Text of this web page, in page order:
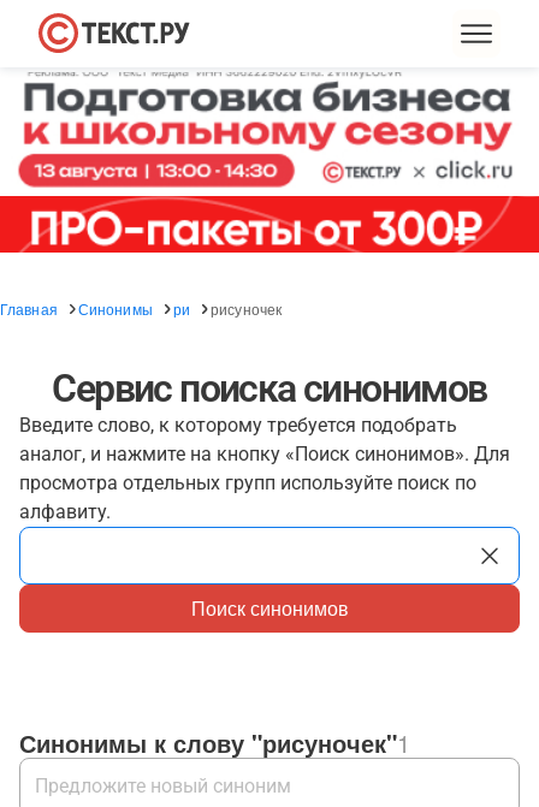
Главная Синонимы ри рисуночек
Сервис поиска синонимов
Введите слово, к которому требуется подобрать
аналог, и нажмите на кнопку «Поиск синонимов». Для
просмотра отдельных групп используйте поиск по
алфавиту.
Поиск синонимов
Синонимы к слову "рисуночек"1